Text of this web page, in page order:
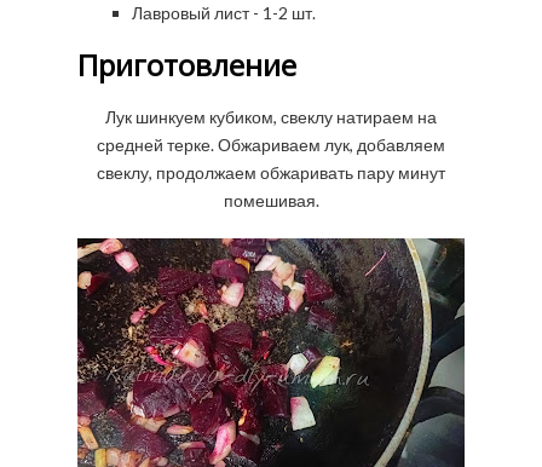
Лавровый лист - 1-2 шт.
Приготовление
Лук шинкуем кубиком, свеклу натираем на
средней терке. Обжариваем лук, добавляем
свеклу, продолжаем обжаривать пару минут
помешивая.